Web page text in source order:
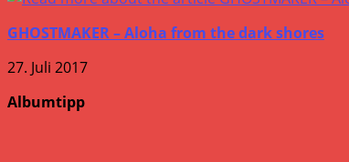
GHOSTMAKER – Aloha from the dark shores
27. Juli 2017
Albumtipp